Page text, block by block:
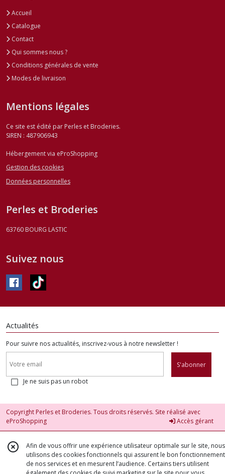
Accueil
Catalogue
Contact
Qui sommes nous ?
Conditions générales de vente
Modes de livraison
Mentions légales
Ce site est édité par Perles et Broderies.
SIREN : 487906943
Hébergement via eProShopping
Gestion des cookies
Données personnelles
Perles et Broderies
63760 BOURG LASTIC
Suivez nous
Actualités
Pour suivre nos actualités, inscrivez-vous à notre newsletter !
S'abonner
Je ne suis pas un robot
Copyright Perles et Broderies. Tous droits réservés. Site réalisé avec
eProShopping
Accès gérant
Afin de vous offrir une expérience utilisateur optimale sur le site, nous
utilisons des cookies fonctionnels qui assurent le bon fonctionnement
de nos services et en mesurent l’audience. Certains tiers utilisent